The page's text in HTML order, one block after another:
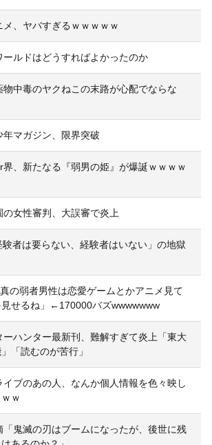
、ヤバすぎるｗｗｗｗｗ
ールドはどうすればよかったのか
物中毒のヤクねこの末路が心配でならな
年マガジン、限界突破
界、新たなる『弱男の姫』が爆誕ｗｗｗｗ
の女性審判、大誤審で炎上
者は要らない、経験者はいない」の地獄
真の弱者男性は恋愛ゲームとかアニメ見て
せるね」←170000バズwwwwwww
ーハンター最新刊、難解すぎて炎上「東大
「読むのが苦行」
イブのあの人、なんか個人情報を色々映し
ｗ
「鬼滅の刃はブームになったが、後世に残